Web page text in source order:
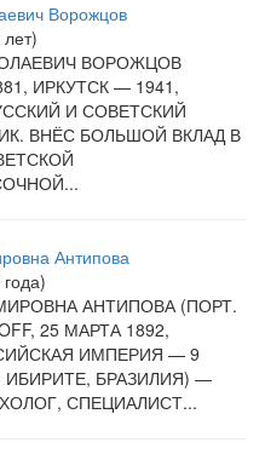
Ворожцов
ВОРОЖЦОВ
ИРКУТСК — 1941,
И СОВЕТСКИЙ
ВНЁС БОЛЬШОЙ ВКЛАД В
Антипова
АНТИПОВА (ПОРТ.
25 МАРТА 1892,
ИМПЕРИЯ — 9
ИБИРИТЕ, БРАЗИЛИЯ) —
СПЕЦИАЛИСТ...